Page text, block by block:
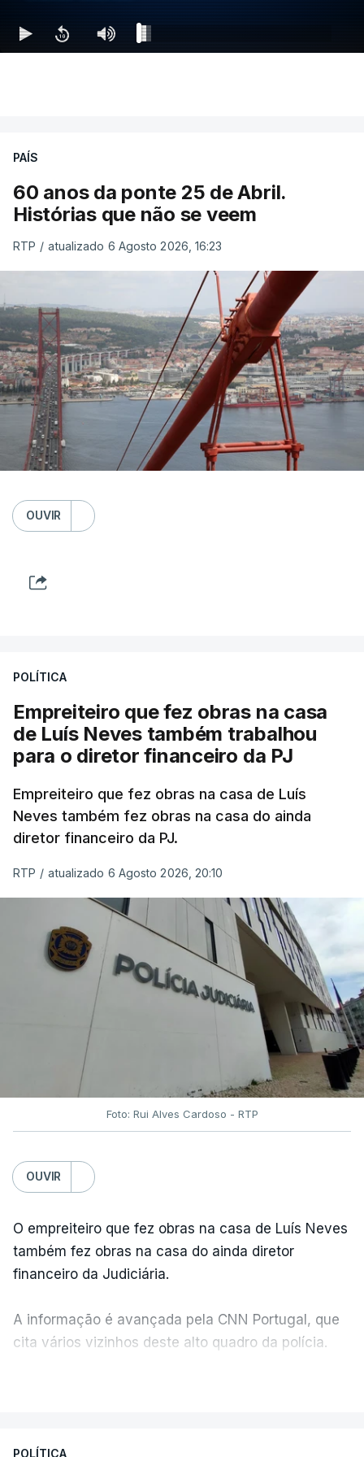
PAÍS
60 anos da ponte 25 de Abril.
Histórias que não se veem
RTP / atualizado 6 Agosto 2026, 16:23
OUVIR
POLÍTICA
Empreiteiro que fez obras na casa
de Luís Neves também trabalhou
para o diretor financeiro da PJ
Empreiteiro que fez obras na casa de Luís
Neves também fez obras na casa do ainda
diretor financeiro da PJ.
RTP / atualizado 6 Agosto 2026, 20:10
Foto: Rui Alves Cardoso - RTP
OUVIR
O empreiteiro que fez obras na casa de Luís Neves
também fez obras na casa do ainda diretor
financeiro da Judiciária.
A informação é avançada pela CNN Portugal, que
cita vários vizinhos deste alto quadro da polícia.
POLÍTICA